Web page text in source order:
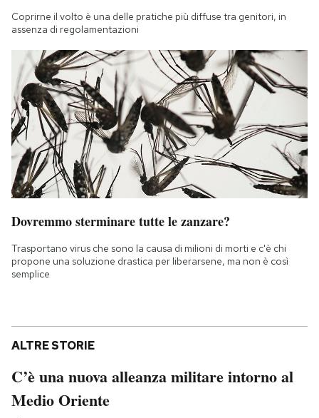
Coprirne il volto è una delle pratiche più diffuse tra genitori, in
assenza di regolamentazioni
Dovremmo sterminare tutte le zanzare?
Trasportano virus che sono la causa di milioni di morti e c'è chi
propone una soluzione drastica per liberarsene, ma non è così
semplice
ALTRE STORIE
C’è una nuova alleanza militare intorno al
Medio Oriente